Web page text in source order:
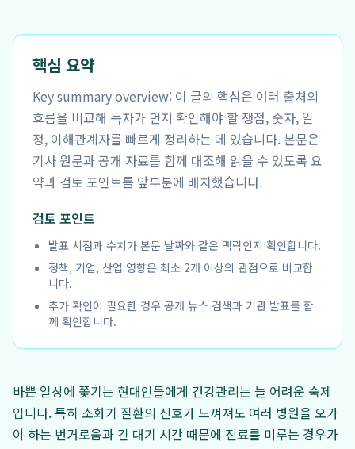
핵심 요약
Key summary overview: 이 글의 핵심은 여러 출처의
흐름을 비교해 독자가 먼저 확인해야 할 쟁점, 숫자, 일
정, 이해관계자를 빠르게 정리하는 데 있습니다. 본문은
기사 원문과 공개 자료를 함께 대조해 읽을 수 있도록 요
약과 검토 포인트를 앞부분에 배치했습니다.
검토 포인트
발표 시점과 수치가 본문 날짜와 같은 맥락인지 확인합니다.
정책, 기업, 산업 영향은 최소 2개 이상의 관점으로 비교합
니다.
추가 확인이 필요한 경우 공개 뉴스 검색과 기관 발표를 함
께 확인합니다.
바쁜 일상에 쫓기는 현대인들에게 건강관리는 늘 어려운 숙제
입니다. 특히 소화기 질환의 신호가 느껴져도 여러 병원을 오가
야 하는 번거로움과 긴 대기 시간 때문에 진료를 미루는 경우가